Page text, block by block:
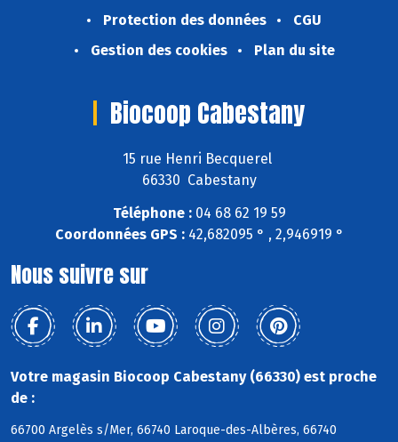
Protection des données
CGU
Gestion des cookies
Plan du site
Biocoop Cabestany
15 rue Henri Becquerel
66330 Cabestany
Téléphone :04 68 62 19 59
Coordonnées GPS :42,682095 ° , 2,946919 °
Nous suivre sur
Votre magasin Biocoop Cabestany (66330) est proche
de :
66700 Argelès s/Mer, 66740 Laroque-des-Albères, 66740